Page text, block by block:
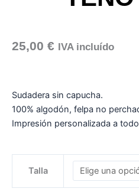
25,00 € IVA incluído
Sudadera sin capucha.
100% algodón, felpa no
Impresión personalizada a
Talla
SIN
CAPUCHA